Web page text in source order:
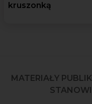
kruszonką
MATERIAŁY